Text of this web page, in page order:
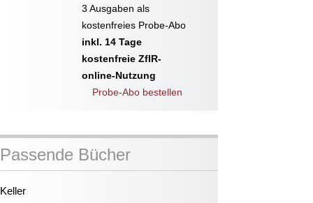
3 Ausgaben als
kostenfreies Probe-Abo
inkl. 14 Tage
kostenfreie ZfIR-
online-Nutzung
Probe-Abo bestellen
Passende Bücher
Keller